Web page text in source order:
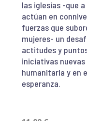
las iglesias -que
actúan en
fuerzas que
mujeres- un
actitudes y
iniciativas
humanitaria y en
esperanza.